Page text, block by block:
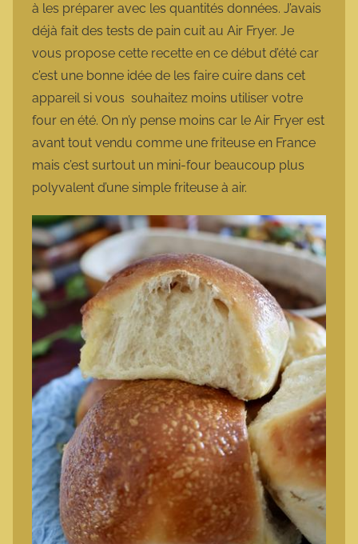
à les préparer avec les quantités données. J’avais
déjà fait des tests de pain cuit au Air Fryer. Je
vous propose cette recette en ce début d’été car
c’est une bonne idée de les faire cuire dans cet
appareil si vous souhaitez moins utiliser votre
four en été. On n’y pense moins car le Air Fryer est
avant tout vendu comme une friteuse en France
mais c’est surtout un mini-four beaucoup plus
polyvalent d’une simple friteuse à air.